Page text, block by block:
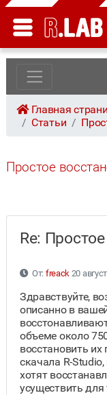
Главная
Статьи
Простое
Re:
От: freack 20
Здравствуйте,
описанно в
объеме около
восстановить
скачала R-
хотят
усуществить для